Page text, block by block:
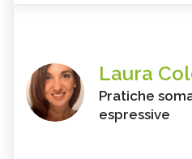
Laura
Pratiche
espressive